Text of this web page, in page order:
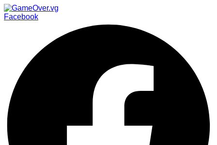
Facebook